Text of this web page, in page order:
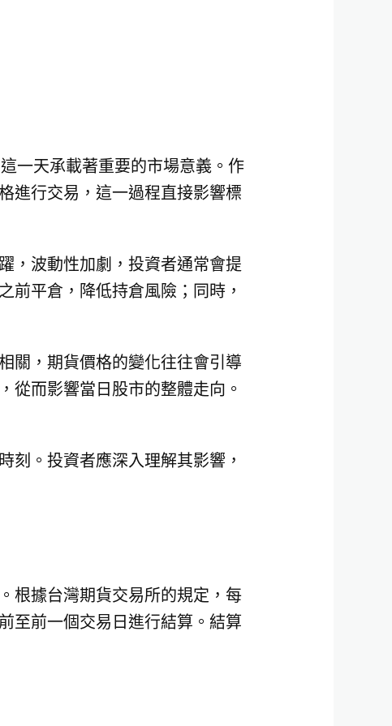
一天承載著重要的市場意義。作
進行交易，這一過程直接影響標
，波動性加劇，投資者通常會提
前平倉，降低持倉風險；同時，
關，期貨價格的變化往往會引導
從而影響當日股市的整體走向。
刻。投資者應深入理解其影響，
根據台灣期貨交易所的規定，每
至前一個交易日進行結算。結算